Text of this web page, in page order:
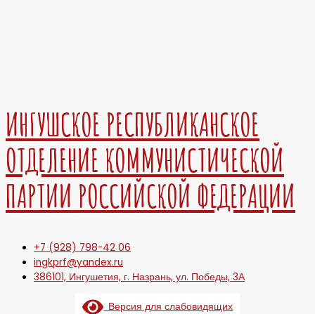
ИНГУШСКОЕ РЕСПУБЛИКАНСКОЕ
ОТДЕЛЕНИЕ КОММУНИСТИЧЕСКОЙ
ПАРТИИ РОССИЙСКОЙ ФЕДЕРАЦИИ
+7 (928) 798-42 06
ingkprf@yandex.ru
386101, Ингушетия, г. Назрань, ул. Победы, 3А
Версия для слабовидящих